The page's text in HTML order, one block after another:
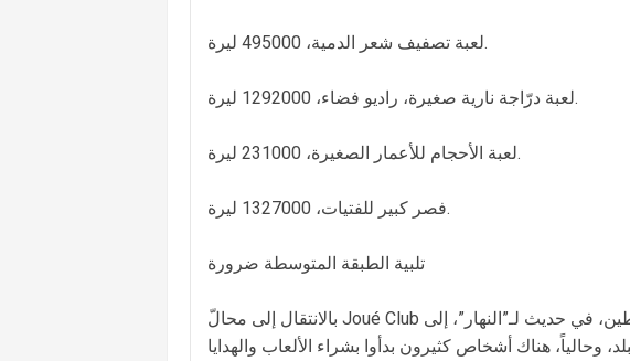
لعبة تصفيف شعر الدمية، 495000 ليرة.
لعبة درّاجة نارية صغيرة، راديو فضاء، 1292000 ليرة.
لعبة الأحجام للأعمار الصغيرة، 231000 ليرة.
فصر كبير للفتيات، 1327000 ليرة.
تلبية الطبقة المتوسطة ضرورة
بالانتقال إلى محالّ Joué Club للألعاب، يشير مدير في فرع ضبية، كريس قسطنطين، في حديث لـ”النهار”، إلى
وحالياً، هناك أشخاص كثيرون بدأوا بشراء الألعاب والهدايا